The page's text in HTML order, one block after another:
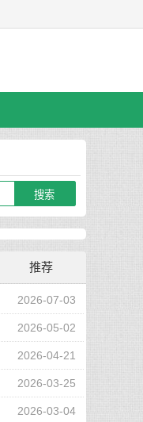
推荐
2026-07-03
2026-05-02
2026-04-21
2026-03-25
2026-03-04